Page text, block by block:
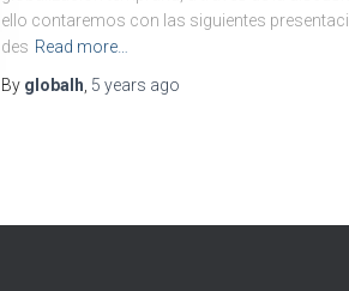
ello contaremos con las siguientes
des Read more…
By globalh 5 years ago